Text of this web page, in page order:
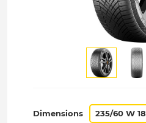
Dimensions 235/60 W 18